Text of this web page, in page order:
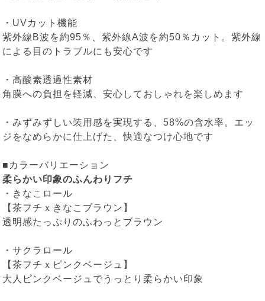
・UVカット機能
紫外線B波を約95％、紫外線A波を約50％カット。紫外線
による目のトラブルにも安心です
・高酸素透過性素材
角膜への負担を軽減、安心しておしゃれを楽しめます
・みずみずしい装用感を実現する、58%の含水率。エッ
ジをなめらかに仕上げた、快適なつけ心地です
■カラーバリエーション
柔らかい印象のふんわりフチ
・ きなこロール
【茶フチｘきなこブラウン】
透明感たっぷりのふわっとブラウン
・サクラロール
【茶フチｘピンクベージュ】
大人ピンクベージュでうっとり柔らかい印象